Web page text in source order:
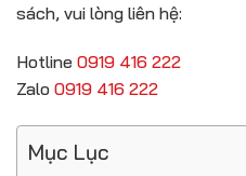
sách, vui lòng liên hệ:
Hotline 0919 416 222
Zalo 0919 416 222
Mục Lục